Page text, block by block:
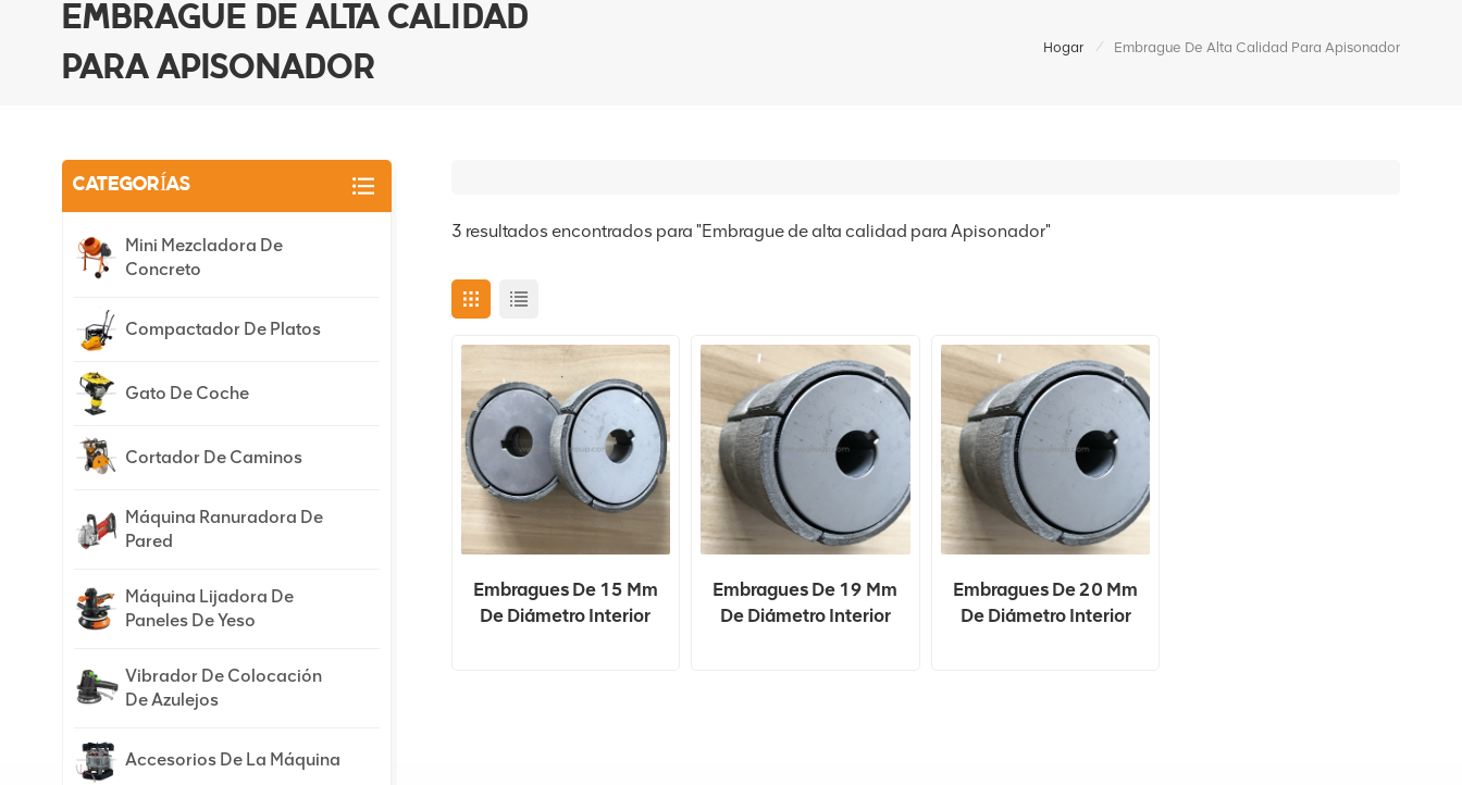
EMBRAGUE DE ALTA CALIDAD
PARA APISONADOR
Hogar / Embrague De Alta Calidad Para Apisonador
3 resultados encontrados para "Embrague de alta calidad para Apisonador"
Embragues De 15 Mm
De Diámetro Interior
Embragues De 19 Mm
De Diámetro Interior
Embragues De 20 Mm
De Diámetro Interior
CATEGORÍAS
Mini Mezcladora De
Concreto
Compactador De Platos
Gato De Coche
Cortador De Caminos
Máquina Ranuradora De
Pared
Máquina Lijadora De
Paneles De Yeso
Vibrador De Colocación
De Azulejos
Accesorios De La Máquina